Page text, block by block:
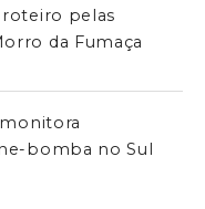
pelas
da Fumaça
monitora
bomba no Sul